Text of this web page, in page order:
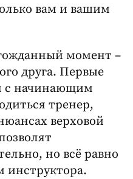
вам и вашим
момент –
друга. Первые
с начинающим
тренер,
верховой
но всё равно
инструктора.